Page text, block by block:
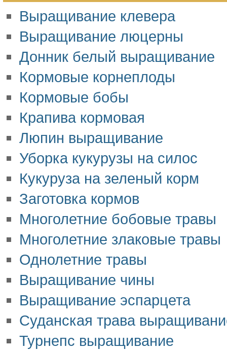
Выращивание клевера
Выращивание люцерны
Донник белый выращивание
Кормовые корнеплоды
Кормовые бобы
Крапива кормовая
Люпин выращивание
Уборка кукурузы на силос
Кукуруза на зеленый корм
Заготовка кормов
Многолетние бобовые травы
Многолетние злаковые травы
Однолетние травы
Выращивание чины
Выращивание эспарцета
Суданская трава
Турнепс выращивание